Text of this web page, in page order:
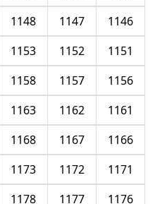
1146
1147
1148
1151
1152
1153
1156
1157
1158
1161
1162
1163
1166
1167
1168
1171
1172
1173
1176
1177
1178